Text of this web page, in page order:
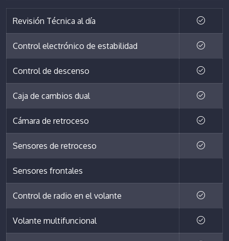
Revisión Técnica al día
Control electrónico de estabilidad
Control de descenso
Caja de cambios dual
Cámara de retroceso
Sensores de retroceso
Sensores frontales
Control de radio en el volante
Volante multifuncional